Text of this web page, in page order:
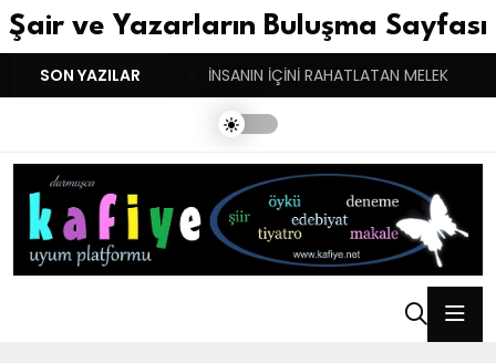
Şair ve Yazarların Buluşma Sayfası
SON YAZILAR
BASARINDIR! İNSANIN İÇİNİ RAHATLATAN MELEK